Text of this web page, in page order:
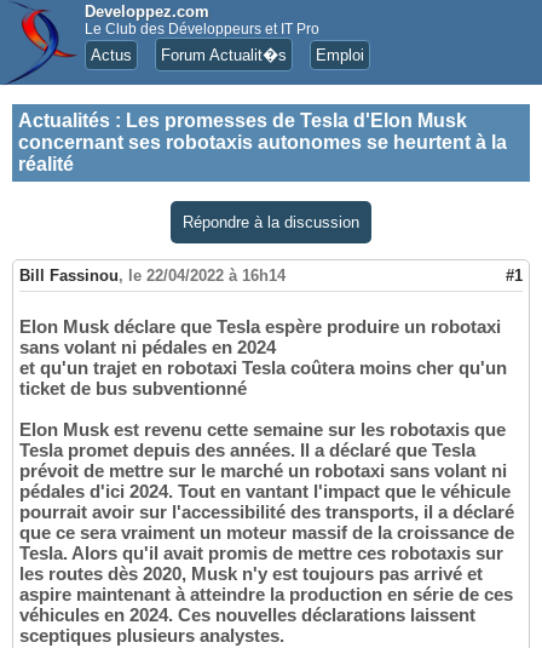
Developpez.com
Le Club des Développeurs et IT Pro
Actus Forum Actualit�s Emploi
Actualités : Les promesses de Tesla d'Elon Musk
concernant ses robotaxis autonomes se heurtent à la
réalité
Répondre à la discussion
Bill Fassinou, le 22/04/2022 à 16h14 #1
Elon Musk déclare que Tesla espère produire un robotaxi
sans volant ni pédales en 2024
et qu'un trajet en robotaxi Tesla coûtera moins cher qu'un
ticket de bus subventionné
Elon Musk est revenu cette semaine sur les robotaxis que
Tesla promet depuis des années. Il a déclaré que Tesla
prévoit de mettre sur le marché un robotaxi sans volant ni
pédales d'ici 2024. Tout en vantant l'impact que le véhicule
pourrait avoir sur l'accessibilité des transports, il a déclaré
que ce sera vraiment un moteur massif de la croissance de
Tesla. Alors qu'il avait promis de mettre ces robotaxis sur
les routes dès 2020, Musk n'y est toujours pas arrivé et
aspire maintenant à atteindre la production en série de ces
véhicules en 2024. Ces nouvelles déclarations laissent
sceptiques plusieurs analystes.